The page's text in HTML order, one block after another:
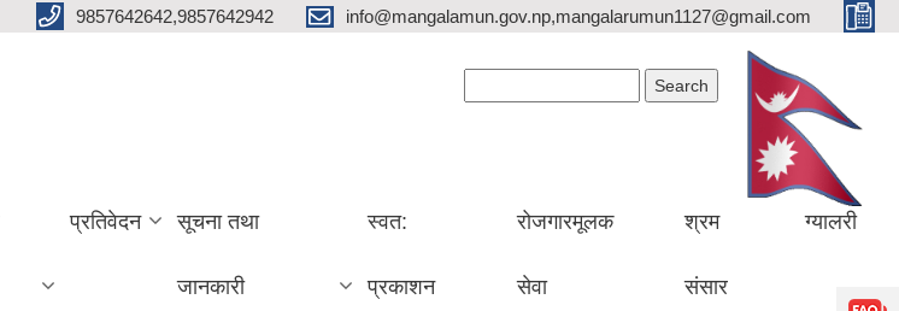
9857642642,9857642942 info@mangalamun.gov.np,mangalarumun1127@gmail.com
प्रतिवेदन सूचना तथा
जानकारी
स्वत:
प्रकाशन
रोजगारमूलक
सेवा
श्रम
संसार
ग्यालरी